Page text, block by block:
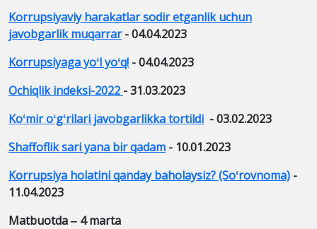
Korrupsiyaviy harakatlar sodir etganlik uchun
javobgarlik muqarrar- 04.04.2023
Korrupsiyaga yoʻl yoʻq! - 04.04.2023
Ochiqlik indeksi-2022 - 31.03.2023
Koʻmir oʻgʻrilari javobgarlikka tortildi - 03.02.2023
Shaffoflik sari yana bir qadam - 10.01.2023
Korrupsiya holatini qanday baholaysiz? (Soʻrovnoma) -
11.04.2023
Matbuotda ‒ 4 marta